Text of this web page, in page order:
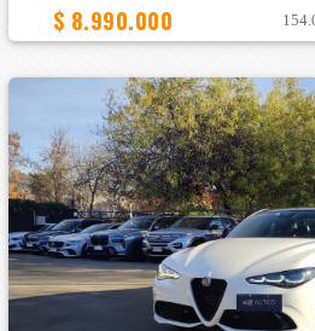
$ 8.990.000